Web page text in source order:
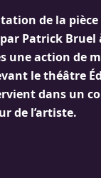
de la
Patrick Bruel
une action de
le théâtre
dans un
de l’artiste.